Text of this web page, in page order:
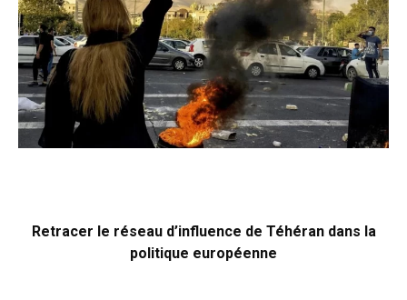
Retracer le réseau d’influence de Téhéran dans la
politique européenne